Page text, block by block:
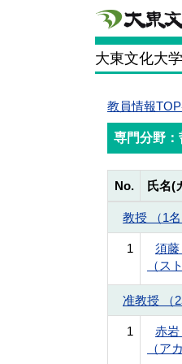
大東文化大
教員情報
専門分野
No. 氏名(
教授 （1名
1
須
（ス
准教授 （2
1
赤
（ア